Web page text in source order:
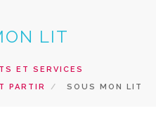
LIT
ET SERVICES
PARTIR
SOUS MON LIT